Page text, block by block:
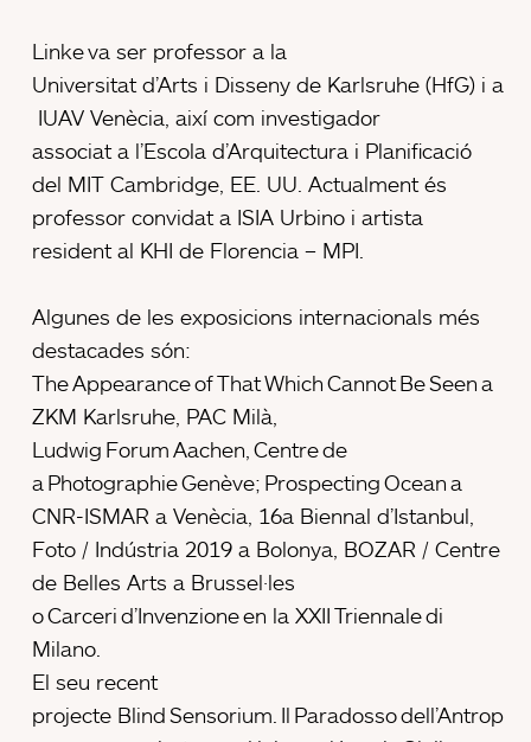
Linke va ser professor a la
Universitat d’Arts i Disseny de Karlsruhe (HfG) i a
IUAV Venècia, així com investigador
associat a l’Escola d’Arquitectura i Planificació
del MIT Cambridge, EE. UU. Actualment és
professor convidat a ISIA Urbino i artista
resident al KHI de Florencia – MPI.
Algunes de les exposicions internacionals més
destacades són:
The Appearance of That Which Cannot Be Seen a
ZKM Karlsruhe, PAC Milà,
Ludwig Forum Aachen, Centre de
a Photographie Genève; Prospecting Ocean a
CNR-ISMAR a Venècia, 16a Biennal d’Istanbul,
Foto / Indústria 2019 a Bolonya, BOZAR / Centre
de Belles Arts a Brussel·les
o Carceri d’Invenzione en la XXII Triennale di
Milano.
El seu recent
projecte Blind Sensorium. Il Paradosso dell’Antrop